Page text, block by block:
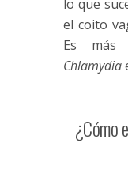
lo que
el coito
Es más
Chlamydia
¿Cómo